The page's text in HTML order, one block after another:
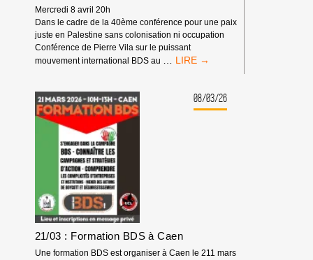
Mercredi 8 avril 20h
Dans le cadre de la 40ème conférence pour une paix
juste en Palestine sans colonisation ni occupation
Conférence de Pierre Vila sur le puissant
mouvement international BDS au
CONFÉRENCE
08/03/26
21/03 : Formation BDS à Caen
Une formation BDS est organiser à Caen le 211 mars